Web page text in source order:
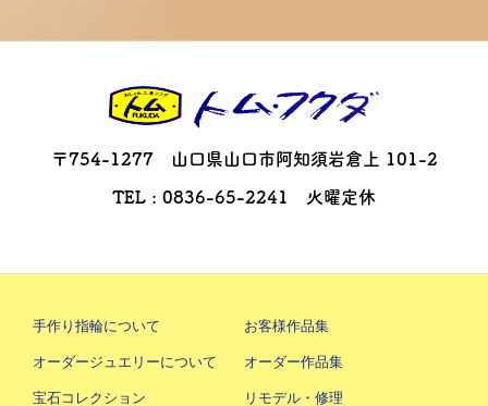
〒754-1277 山口県山口市阿知須岩倉上 101-2
TEL : 0836-65-2241 火曜定休
手作り指輪について
お客様作品集
オーダージュエリーについて
オーダー作品集
宝石コレクション
リモデル・修理